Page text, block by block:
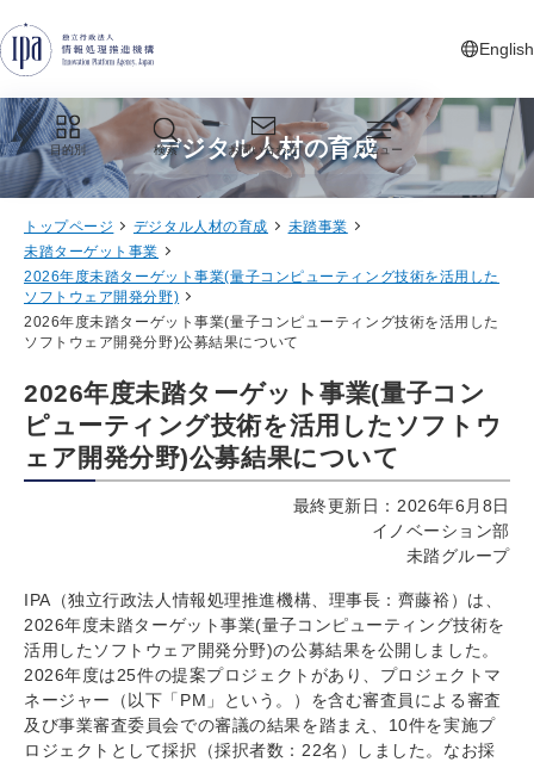
English
新しいタ
目的別 検索 お問い合わせ メニュー
デジタル人材の育成
トップページ デジタル人材の育成
未踏事業
未踏ターゲット事業
2026年度未踏ターゲット事業(量子コンピューティング技術を活用した
ソフトウェア開発分野)
2026年度未踏ターゲット事業(量子コンピューティング技術を活用した
ソフトウェア開発分野)公募結果について
2026年度未踏ターゲット事業(量子コン
ピューティング技術を活用したソフトウ
ェア開発分野)公募結果について
最終更新日：2026年6月8日
イノベーション部
未踏グループ
IPA（独立行政法人情報処理推進機構、理事長：齊藤裕）は、
2026年度未踏ターゲット事業(量子コンピューティング技術を
活用したソフトウェア開発分野)の公募結果を公開しました。
2026年度は25件の提案プロジェクトがあり、プロジェクトマ
ネージャー（以下「PM」という。）を含む審査員による審査
及び事業審査委員会での審議の結果を踏まえ、10件を実施プ
ロジェクトとして採択（採択者数：22名）しました。なお採